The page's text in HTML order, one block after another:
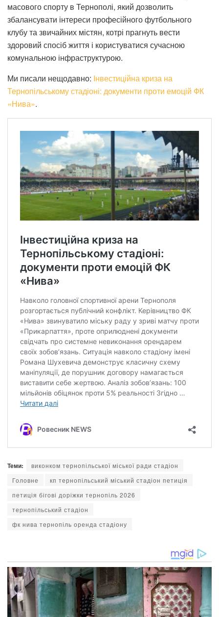
масового спорту в Тернополі, який дозволить
збалансувати інтереси професійного футбольного
клубу та звичайних містян, котрі прагнуть вести
здоровий спосіб життя і користуватися сучасною
комунальною інфраструктурою.
Ми писали нещодавно: Інвестиційна криза на
Тернопільському стадіоні: документи проти емоцій ФК
«Нива».
Теми:
виконком тернопільської міської ради стадіон
Головне
кп тернопільський міський стадіон петиція
петиція бігові доріжки тернопіль 2026
тернопільський стадіон
фк нива тернопіль оренда стадіону